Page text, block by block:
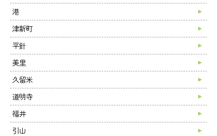
港
津新町
平針
美里
久留米
道明寺
福井
引山